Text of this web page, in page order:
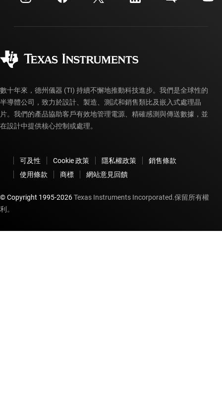
投資人關系
製造
myTI 帳戶常見問題解答
訂購 FAQ
數十年來，德州儀器 (TI) 持續不懈地推動科技進步。我們是全球性的
半導體公司，致力於設計、製造、測試和銷售類比及嵌入式處理晶
片。我們的產品協助客戶有效地管理電源、精確感測與傳送數據，並
在設計中提供核心控制或處理。
可及性 Cookie 政策 隱私權政策
銷售條款
使用條款
商標 網站意見回饋
© Copyright 1995-2026Texas Instruments Incorporated.保留所有權
利。